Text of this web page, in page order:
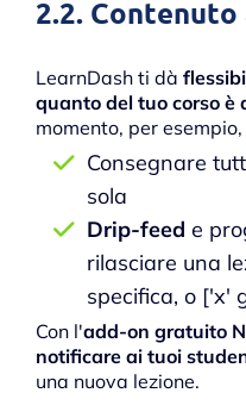
2.2. Contenuto
LearnDash ti dà
quanto del tuo corso è
momento, per esempio,
Consegnare
sola
Drip-feed e
rilasciare una
specifica, o ['x'
Con l'add-on gratuito
notificare ai tuoi
una nuova lezione.